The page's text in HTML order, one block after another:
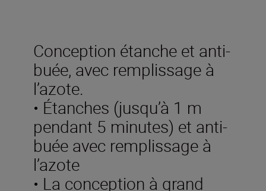
Conception étanche et anti-
buée, avec remplissage à
l’azote.
• Étanches (jusqu’à 1 m
pendant 5 minutes) et anti-
buée avec remplissage à
l’azote
• La conception à grand